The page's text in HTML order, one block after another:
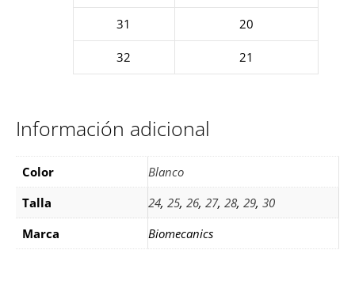
31 20
32 21
Información adicional
Color
Blanco
Talla
24, 25, 26, 27, 28, 29, 30
Marca
Biomecanics